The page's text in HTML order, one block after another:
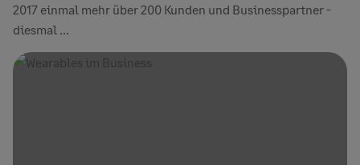
2017 einmal mehr über 200 Kunden und Businesspartner -
diesmal ...